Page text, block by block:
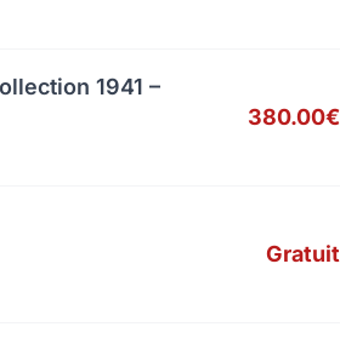
1941 –
380.00€
Gratuit